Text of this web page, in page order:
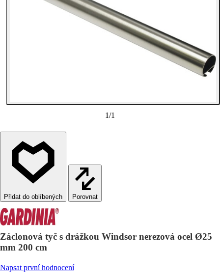
1/1
Porovnat
Záclonová tyč s drážkou Windsor nerezová ocel Ø25
mm 200 cm
Napsat první hodnocení